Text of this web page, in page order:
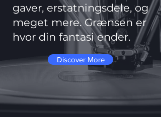
gaver, erstatningsdele, og
meget mere. Grænsen er
hvor din fantasi ender.
Discover More